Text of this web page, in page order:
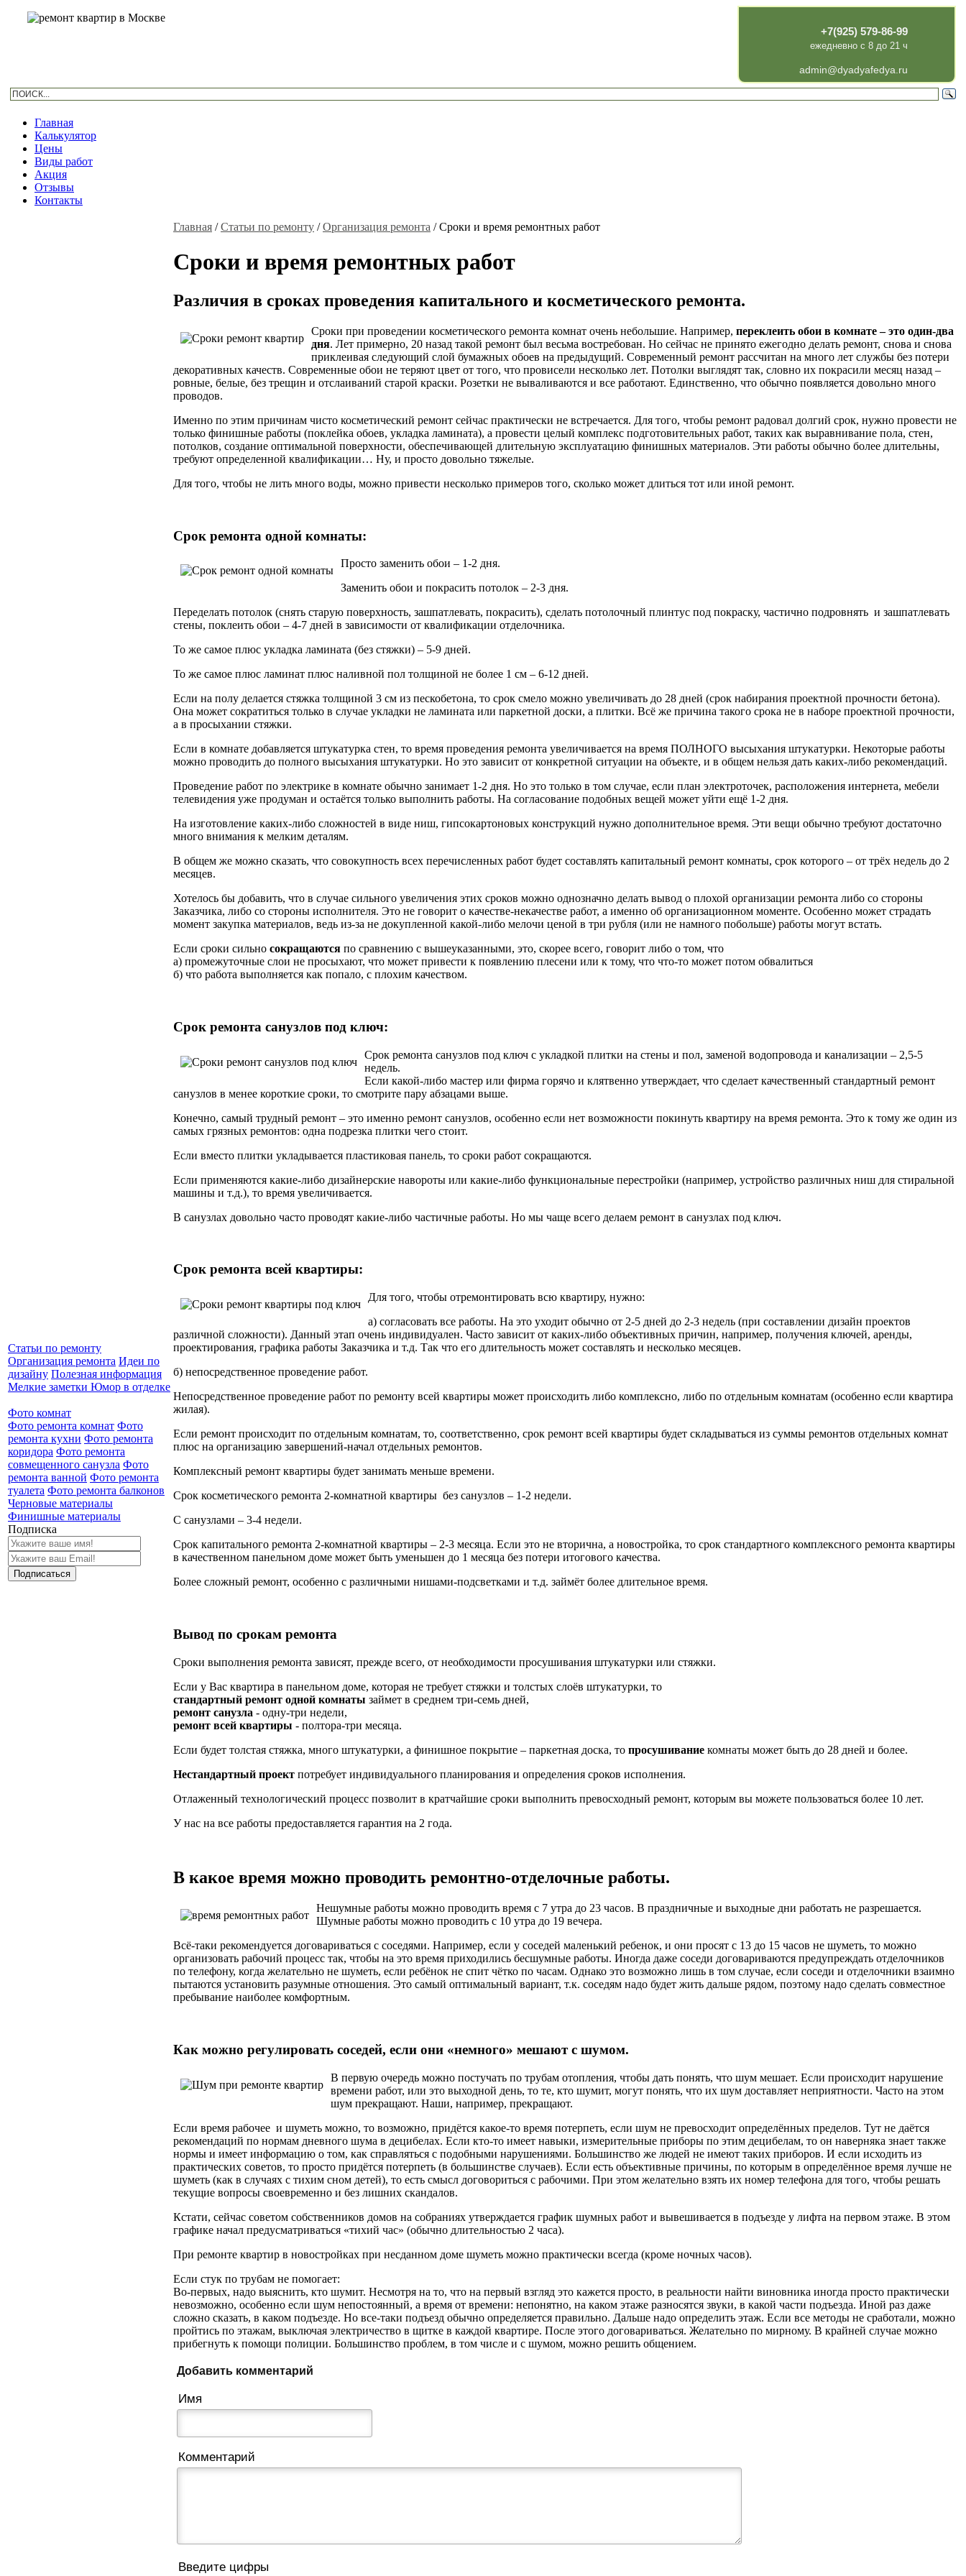
+7(925) 579-86-99
ежедневно с 8 до 21 ч
admin@dyadyafedya.ru
Главная
Калькулятор
Цены
Виды работ
Акция
Отзывы
Контакты
Статьи по ремонту
Организация ремонта Идеи по
дизайну Полезная информация
Мелкие заметки Юмор в отделке
Фото комнат
Фото ремонта комнат Фото
ремонта кухни Фото ремонта
коридора Фото ремонта
совмещенного санузла Фото
ремонта ванной Фото ремонта
туалета Фото ремонта балконов
Черновые материалы
Финишные материалы
Подписка
Главная /Статьи по ремонту /Организация ремонта /Сроки и время ремонтных работ
Сроки и время ремонтных работ
Различия в сроках проведения капитального и косметического ремонта.
Сроки при проведении косметического ремонта комнат очень небольшие. Например, переклеить обои в комнате – это один-два
дня. Лет примерно, 20 назад такой ремонт был весьма востребован. Но сейчас не принято ежегодно делать ремонт, снова и снова
приклеивая следующий слой бумажных обоев на предыдущий. Современный ремонт рассчитан на много лет службы без потери
декоративных качеств. Современные обои не теряют цвет от того, что провисели несколько лет. Потолки выглядят так, словно их покрасили месяц назад –
ровные, белые, без трещин и отслаиваний старой краски. Розетки не вываливаются и все работают. Единственно, что обычно появляется довольно много
проводов.
Именно по этим причинам чисто косметический ремонт сейчас практически не встречается. Для того, чтобы ремонт радовал долгий срок, нужно провести не
только финишные работы (поклейка обоев, укладка ламината), а провести целый комплекс подготовительных работ, таких как выравнивание пола, стен,
потолков, создание оптимальной поверхности, обеспечивающей длительную эксплуатацию финишных материалов. Эти работы обычно более длительны,
требуют определенной квалификации… Ну, и просто довольно тяжелые.
Для того, чтобы не лить много воды, можно привести несколько примеров того, сколько может длиться тот или иной ремонт.
Срок ремонта одной комнаты:
Просто заменить обои – 1-2 дня.
Заменить обои и покрасить потолок – 2-3 дня.
Переделать потолок (снять старую поверхность, зашпатлевать, покрасить), сделать потолочный плинтус под покраску, частично подровнять и зашпатлевать
стены, поклеить обои – 4-7 дней в зависимости от квалификации отделочника.
То же самое плюс укладка ламината (без стяжки) – 5-9 дней.
То же самое плюс ламинат плюс наливной пол толщиной не более 1 см – 6-12 дней.
Если на полу делается стяжка толщиной 3 см из пескобетона, то срок смело можно увеличивать до 28 дней (срок набирания проектной прочности бетона).
Она может сократиться только в случае укладки не ламината или паркетной доски, а плитки. Всё же причина такого срока не в наборе проектной прочности,
а в просыхании стяжки.
Если в комнате добавляется штукатурка стен, то время проведения ремонта увеличивается на время ПОЛНОГО высыхания штукатурки. Некоторые работы
можно проводить до полного высыхания штукатурки. Но это зависит от конкретной ситуации на объекте, и в общем нельзя дать каких-либо рекомендаций.
Проведение работ по электрике в комнате обычно занимает 1-2 дня. Но это только в том случае, если план электроточек, расположения интернета, мебели
телевидения уже продуман и остаётся только выполнить работы. На согласование подобных вещей может уйти ещё 1-2 дня.
На изготовление каких-либо сложностей в виде ниш, гипсокартоновых конструкций нужно дополнительное время. Эти вещи обычно требуют достаточно
много внимания к мелким деталям.
В общем же можно сказать, что совокупность всех перечисленных работ будет составлять капитальный ремонт комнаты, срок которого – от трёх недель до 2
месяцев.
Хотелось бы добавить, что в случае сильного увеличения этих сроков можно однозначно делать вывод о плохой организации ремонта либо со стороны
Заказчика, либо со стороны исполнителя. Это не говорит о качестве-некачестве работ, а именно об организационном моменте. Особенно может страдать
момент закупка материалов, ведь из-за не докупленной какой-либо мелочи ценой в три рубля (или не намного побольше) работы могут встать.
Если сроки сильно сокращаются по сравнению с вышеуказанными, это, скорее всего, говорит либо о том, что
а) промежуточные слои не просыхают, что может привести к появлению плесени или к тому, что что-то может потом обвалиться
б) что работа выполняется как попало, с плохим качеством.
Срок ремонта санузлов под ключ:
Срок ремонта санузлов под ключ с укладкой плитки на стены и пол, заменой водопровода и канализации – 2,5-5
недель.
Если какой-либо мастер или фирма горячо и клятвенно утверждает, что сделает качественный стандартный ремонт
санузлов в менее короткие сроки, то смотрите пару абзацами выше.
Конечно, самый трудный ремонт – это именно ремонт санузлов, особенно если нет возможности покинуть квартиру на время ремонта. Это к тому же один из
самых грязных ремонтов: одна подрезка плитки чего стоит.
Если вместо плитки укладывается пластиковая панель, то сроки работ сокращаются.
Если применяются какие-либо дизайнерские навороты или какие-либо функциональные перестройки (например, устройство различных ниш для стиральной
машины и т.д.), то время увеличивается.
В санузлах довольно часто проводят какие-либо частичные работы. Но мы чаще всего делаем ремонт в санузлах под ключ.
Срок ремонта всей квартиры:
Для того, чтобы отремонтировать всю квартиру, нужно:
а) согласовать все работы. На это уходит обычно от 2-5 дней до 2-3 недель (при составлении дизайн проектов
различной сложности). Данный этап очень индивидуален. Часто зависит от каких-либо объективных причин, например, получения ключей, аренды,
проектирования, графика работы Заказчика и т.д. Так что его длительность может составлять и несколько месяцев.
б) непосредственное проведение работ.
Непосредственное проведение работ по ремонту всей квартиры может происходить либо комплексно, либо по отдельным комнатам (особенно если квартира
жилая).
Если ремонт происходит по отдельным комнатам, то, соответственно, срок ремонт всей квартиры будет складываться из суммы ремонтов отдельных комнат
плюс на организацию завершений-начал отдельных ремонтов.
Комплексный ремонт квартиры будет занимать меньше времени.
Срок косметического ремонта 2-комнатной квартиры без санузлов – 1-2 недели.
С санузлами – 3-4 недели.
Срок капитального ремонта 2-комнатной квартиры – 2-3 месяца. Если это не вторична, а новостройка, то срок стандартного комплексного ремонта квартиры
в качественном панельном доме может быть уменьшен до 1 месяца без потери итогового качества.
Более сложный ремонт, особенно с различными нишами-подсветками и т.д. займёт более длительное время.
Вывод по срокам ремонта
Сроки выполнения ремонта зависят, прежде всего, от необходимости просушивания штукатурки или стяжки.
Если у Вас квартира в панельном доме, которая не требует стяжки и толстых слоёв штукатурки, то
стандартный ремонт одной комнаты займет в среднем три-семь дней,
ремонт санузла - одну-три недели,
ремонт всей квартиры - полтора-три месяца.
Если будет толстая стяжка, много штукатурки, а финишное покрытие – паркетная доска, то просушивание комнаты может быть до 28 дней и более.
Нестандартный проект потребует индивидуального планирования и определения сроков исполнения.
Отлаженный технологический процесс позволит в кратчайшие сроки выполнить превосходный ремонт, которым вы можете пользоваться более 10 лет.
У нас на все работы предоставляется гарантия на 2 года.
В какое время можно проводить ремонтно-отделочные работы.
Нешумные работы можно проводить время с 7 утра до 23 часов. В праздничные и выходные дни работать не разрешается.
Шумные работы можно проводить с 10 утра до 19 вечера.
Всё-таки рекомендуется договариваться с соседями. Например, если у соседей маленький ребенок, и они просят с 13 до 15 часов не шуметь, то можно
организовать рабочий процесс так, чтобы на это время приходились бесшумные работы. Иногда даже соседи договариваются предупреждать отделочников
по телефону, когда желательно не шуметь, если ребёнок не спит чётко по часам. Однако это возможно лишь в том случае, если соседи и отделочники взаимно
пытаются установить разумные отношения. Это самый оптимальный вариант, т.к. соседям надо будет жить дальше рядом, поэтому надо сделать совместное
пребывание наиболее комфортным.
Как можно регулировать соседей, если они «немного» мешают с шумом.
В первую очередь можно постучать по трубам отопления, чтобы дать понять, что шум мешает. Если происходит нарушение
времени работ, или это выходной день, то те, кто шумит, могут понять, что их шум доставляет неприятности. Часто на этом
шум прекращают. Наши, например, прекращают.
Если время рабочее и шуметь можно, то возможно, придётся какое-то время потерпеть, если шум не превосходит определённых пределов. Тут не даётся
рекомендаций по нормам дневного шума в децибелах. Если кто-то имеет навыки, измерительные приборы по этим децибелам, то он наверняка знает также
нормы и имеет информацию о том, как справляться с подобными нарушениями. Большинство же людей не имеют таких приборов. И если исходить из
практических советов, то просто придётся потерпеть (в большинстве случаев). Если есть объективные причины, по которым в определённое время лучше не
шуметь (как в случаях с тихим сном детей), то есть смысл договориться с рабочими. При этом желательно взять их номер телефона для того, чтобы решать
текущие вопросы своевременно и без лишних скандалов.
Кстати, сейчас советом собственников домов на собраниях утверждается график шумных работ и вывешивается в подъезде у лифта на первом этаже. В этом
графике начал предусматриваться «тихий час» (обычно длительностью 2 часа).
При ремонте квартир в новостройках при несданном доме шуметь можно практически всегда (кроме ночных часов).
Если стук по трубам не помогает:
Во-первых, надо выяснить, кто шумит. Несмотря на то, что на первый взгляд это кажется просто, в реальности найти виновника иногда просто практически
невозможно, особенно если шум непостоянный, а время от времени: непонятно, на каком этаже разносятся звуки, в какой части подъезда. Иной раз даже
сложно сказать, в каком подъезде. Но все-таки подъезд обычно определяется правильно. Дальше надо определить этаж. Если все методы не сработали, можно
пройтись по этажам, выключая электричество в щитке в каждой квартире. После этого договариваться. Желательно по мирному. В крайней случае можно
прибегнуть к помощи полиции. Большинство проблем, в том числе и с шумом, можно решить общением.
Добавить комментарий
Имя
Комментарий
Введите цифры